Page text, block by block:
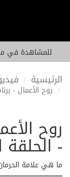
للمشاهدة في
الرئيسية
روح الأعمال -
روح
- الحلقة
ما هي علامة